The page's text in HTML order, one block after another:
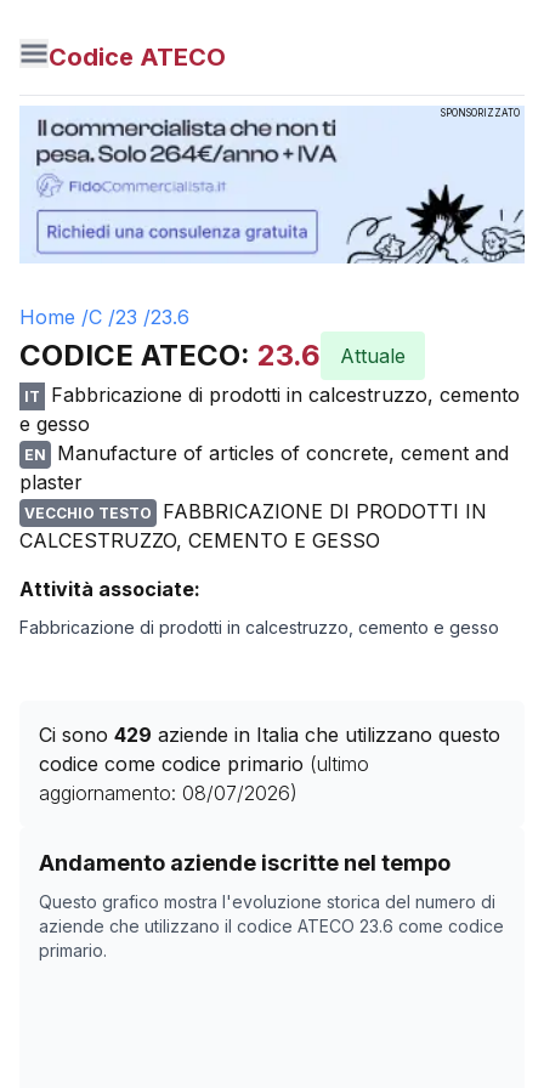
Codice ATECO
SPONSORIZZATO
Home /C /23 /23.6
CODICE ATECO: 23.6 Attuale
IT
Fabbricazione di prodotti in calcestruzzo, cemento
e gesso
EN
Manufacture of articles of concrete, cement and
plaster
VECCHIO TESTO
FABBRICAZIONE DI PRODOTTI IN
CALCESTRUZZO, CEMENTO E GESSO
Attività associate:
Fabbricazione di prodotti in calcestruzzo, cemento e gesso
Ci sono 429 aziende in Italia che utilizzano questo
codice come codice primario (ultimo
aggiornamento: 08/07/2026)
Andamento aziende iscritte nel tempo
Questo grafico mostra l'evoluzione storica del numero di
aziende che utilizzano il codice ATECO 23.6 come codice
primario.
Storico numero di aziende con codice ATECO
Data rilevazione
06/05/2025
452
25/10/2025